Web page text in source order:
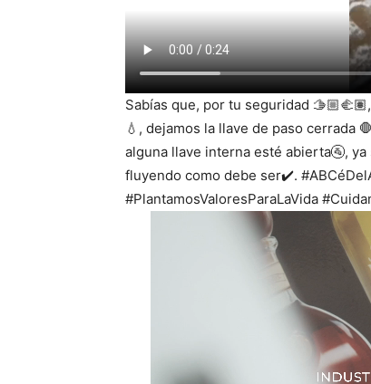
Sabías que, por tu seguridad
💧, dejamos la llave de paso cerrada
alguna llave interna esté abierta🚰,
fluyendo como debe ser✔️.
#PlantamosValoresParaLaVida